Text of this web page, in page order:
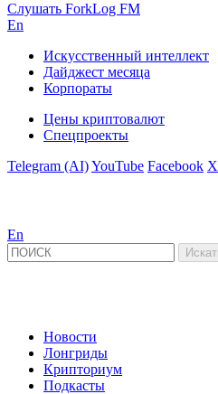
Слушать ForkLog FM
En
Искусственный интеллект
Дайджест месяца
Корпораты
Цены криптовалют
Спецпроекты
Telegram (AI)YouTube Facebook X
En
Новости
Лонгриды
Крипториум
Подкасты